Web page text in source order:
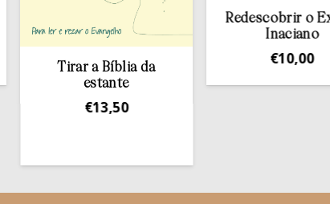
Tirar a Bíblia da
estante
13,50
Redescobrir o Exame
Inaciano
10,00